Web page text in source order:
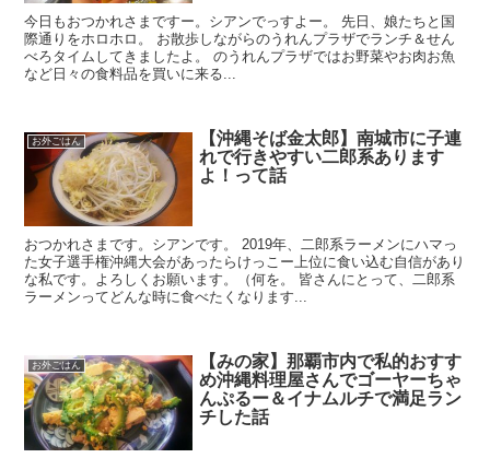
今日もおつかれさまですー。シアンでっすよー。 先日、娘たちと国
際通りをホロホロ。 お散歩しながらのうれんプラザでランチ＆せん
べろタイムしてきましたよ。 のうれんプラザではお野菜やお肉お魚
など日々の食料品を買いに来る...
お外ごはん
【沖縄そば金太郎】南城市に子連
れで行きやすい二郎系あります
よ！って話
おつかれさまです。シアンです。 2019年、二郎系ラーメンにハマっ
た女子選手権沖縄大会があったらけっこー上位に食い込む自信があり
な私です。よろしくお願います。（何を。 皆さんにとって、二郎系
ラーメンってどんな時に食べたくなります...
お外ごはん
【みの家】那覇市内で私的おすす
め沖縄料理屋さんでゴーヤーちゃ
んぷるー＆イナムルチで満足ラン
チした話